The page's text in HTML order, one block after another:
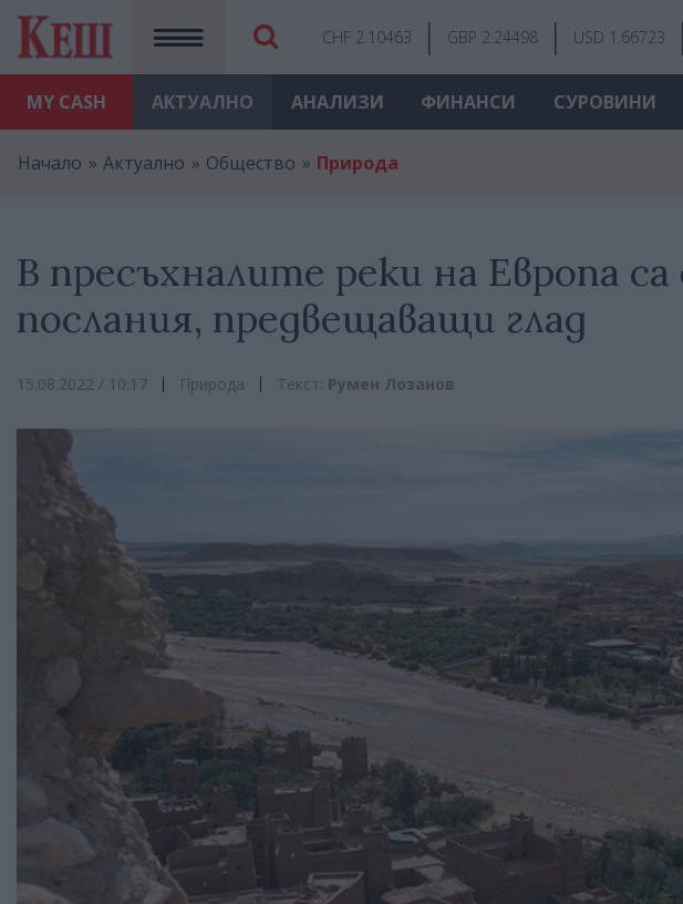
MY CASH
CHF 2.10463 GBP 2.24498 USD 1.66723
АКТУАЛНО АНАЛИЗИ ФИНАНСИ СУРОВИНИ
Начало Актуално Общество Природа
В пресъхналите реки на Европа
послания, предвещаващи глад
15.08.2022 / 10:17 Природа Текст: Румен Лозанов